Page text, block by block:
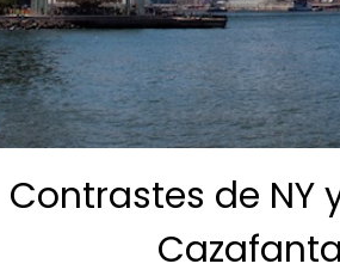
Contrastes de NY